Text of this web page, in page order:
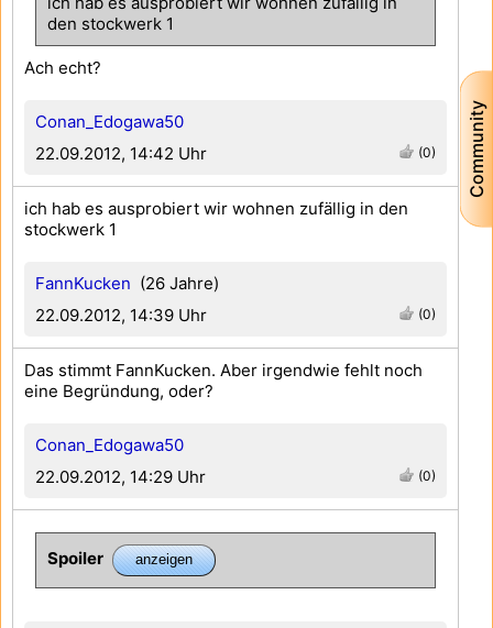
Community
Conan_Edogawa50
22.09.2012, 14:42 Uhr
(0)
den stockwerk 1
Ach echt?
FannKucken (26 Jahre)
22.09.2012, 14:39 Uhr
(0)
ich hab es ausprobiert wir wohnen zufällig in den
stockwerk 1
Conan_Edogawa50
22.09.2012, 14:29 Uhr
(0)
Das stimmt FannKucken. Aber irgendwie fehlt noch
eine Begründung, oder?
Spoiler